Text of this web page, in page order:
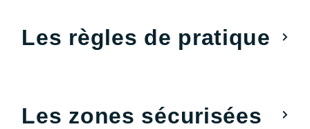
Les règles de pratique
Les zones sécurisées